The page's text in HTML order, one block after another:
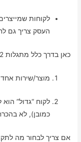
לקוחות
העסק צריך גם
כאן בדרך כלל מתגלות 2 תופעות נפוצות:
מוצר/שירות
לקוח “גדול”
כמובן), לא
אם צריך לבחור מה